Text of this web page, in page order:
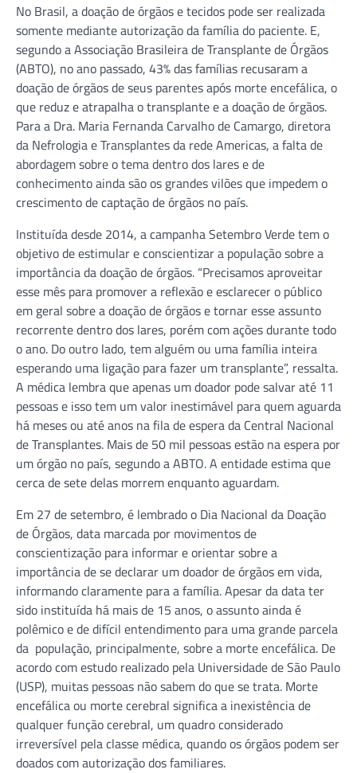
No Brasil, a doação de órgãos e tecidos pode ser realizada
somente mediante autorização da família do paciente. E,
segundo a Associação Brasileira de Transplante de Órgãos
(ABTO), no ano passado, 43% das famílias recusaram a
doação de órgãos de seus parentes após morte encefálica, o
que reduz e atrapalha o transplante e a doação de órgãos.
Para a Dra. Maria Fernanda Carvalho de Camargo, diretora
da Nefrologia e Transplantes da rede Americas, a falta de
abordagem sobre o tema dentro dos lares e de
conhecimento ainda são os grandes vilões que impedem o
crescimento de captação de órgãos no país.
Instituída desde 2014, a campanha Setembro Verde tem o
objetivo de estimular e conscientizar a população sobre a
importância da doação de órgãos. “Precisamos aproveitar
esse mês para promover a reflexão e esclarecer o público
em geral sobre a doação de órgãos e tornar esse assunto
recorrente dentro dos lares, porém com ações durante todo
o ano. Do outro lado, tem alguém ou uma família inteira
esperando uma ligação para fazer um transplante”, ressalta.
A médica lembra que apenas um doador pode salvar até 11
pessoas e isso tem um valor inestimável para quem aguarda
há meses ou até anos na fila de espera da Central Nacional
de Transplantes. Mais de 50 mil pessoas estão na espera por
um órgão no país, segundo a ABTO. A entidade estima que
cerca de sete delas morrem enquanto aguardam.
Em 27 de setembro, é lembrado o Dia Nacional da Doação
de Órgãos, data marcada por movimentos de
conscientização para informar e orientar sobre a
importância de se declarar um doador de órgãos em vida,
informando claramente para a família. Apesar da data ter
sido instituída há mais de 15 anos, o assunto ainda é
polêmico e de difícil entendimento para uma grande parcela
da população, principalmente, sobre a morte encefálica. De
acordo com estudo realizado pela Universidade de São Paulo
(USP), muitas pessoas não sabem do que se trata. Morte
encefálica ou morte cerebral significa a inexistência de
qualquer função cerebral, um quadro considerado
irreversível pela classe médica, quando os órgãos podem ser
doados com autorização dos familiares.